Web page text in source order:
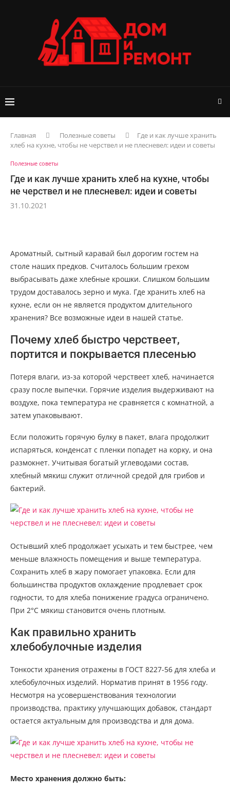
Главная Полезные советы
Где и как лучше хранить
хлеб на кухне, чтобы не черствел и не плесневел: идеи и советы
Полезные советы
Где и как лучше хранить хлеб на кухне, чтобы
не черствел и не плесневел: идеи и советы
31.10.2021
Ароматный, сытный каравай был дорогим гостем на
столе наших предков. Считалось большим грехом
выбрасывать даже хлебные крошки. Слишком большим
трудом доставалось зерно и мука. Где хранить хлеб на
кухне, если он не является продуктом длительного
хранения? Все возможные идеи в нашей статье.
Почему хлеб быстро черствеет,
портится и покрывается плесенью
Потеря влаги, из-за которой черствеет хлеб, начинается
сразу после выпечки. Горячие изделия выдерживают на
воздухе, пока температура не сравняется с комнатной, а
затем упаковывают.
Если положить горячую булку в пакет, влага продолжит
испаряться, конденсат с пленки попадет на корку, и она
размокнет. Учитывая богатый углеводами состав,
хлебный мякиш служит отличной средой для грибов и
бактерий.
Остывший хлеб продолжает усыхать и тем быстрее, чем
меньше влажность помещения и выше температура.
Сохранить хлеб в жару помогает упаковка. Если для
большинства продуктов охлаждение продлевает срок
годности, то для хлеба понижение градуса ограничено.
При 2°С мякиш становится очень плотным.
Как правильно хранить
хлебобулочные изделия
Тонкости хранения отражены в ГОСТ 8227-56 для хлеба и
хлебобулочных изделий. Норматив принят в 1956 году.
Несмотря на усовершенствования технологии
производства, практику улучшающих добавок, стандарт
остается актуальным для производства и для дома.
Место хранения должно быть: